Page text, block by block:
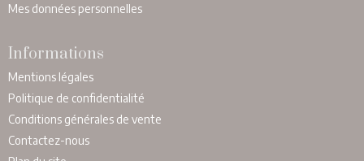
Mes données personnelles
Informations
Mentions légales
Politique de confidentialité
Conditions générales de vente
Contactez-nous